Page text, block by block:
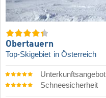
Obertauern
Top-Skigebiet in Österreich
Unterkunftsangebot
Schneesicherheit